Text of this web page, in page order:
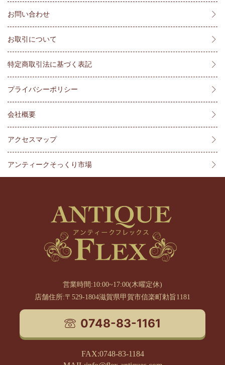
お問い合わせ
お取引について
特定商取引法に基づく表記
プライバシーポリシー
会社概要
アクセスマップ
アンティークそっくり市場
営業時間:10:00~17:00(木曜定休)
店舗住所:〒529-1804滋賀県甲賀市信楽町勅旨1181
0748-83-1161
FAX:0748-83-1184